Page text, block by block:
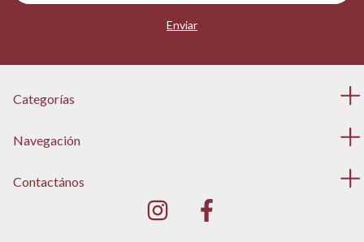
Categorías
Navegación
Contactános